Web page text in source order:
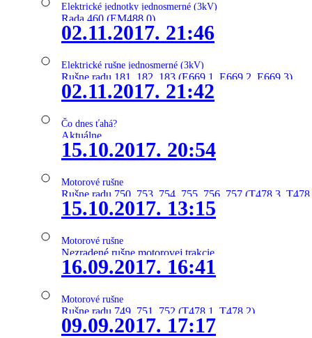
Elektrické jednotky jednosmerné (3kV)
Rada 460 (EM488.0)
02.11.2017. 21:46
Elektrické rušne jednosmerné (3kV)
Rušne radu 181, 182, 183 (E669.1, E669.2, E669.3)
02.11.2017. 21:42
Čo dnes ťahá?
Aktuálne
15.10.2017. 20:54
Motorové rušne
Rušne radu 750, 753, 754, 755, 756, 757 (T478.3,
15.10.2017. 13:15
Motorové rušne
Nezradené rušne motorovej trakcie
16.09.2017. 16:41
Motorové rušne
Rušne radu 749, 751, 752 (T478.1, T478.2)
09.09.2017. 17:17